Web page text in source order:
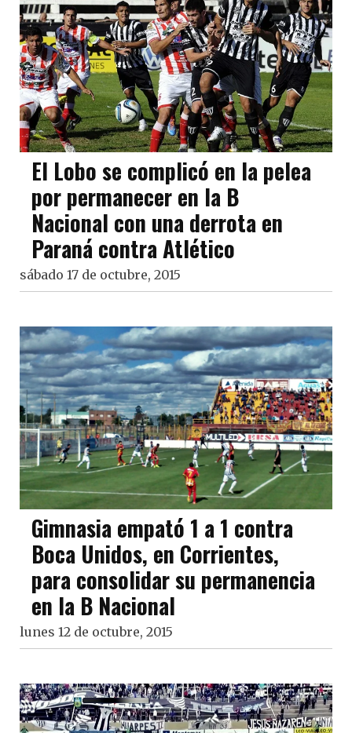
El Lobo se complicó en la pelea
por permanecer en la B
Nacional con una derrota en
Paraná contra Atlético
sábado 17 de octubre, 2015
Gimnasia empató 1 a 1 contra
Boca Unidos, en Corrientes,
para consolidar su permanencia
en la B Nacional
lunes 12 de octubre, 2015